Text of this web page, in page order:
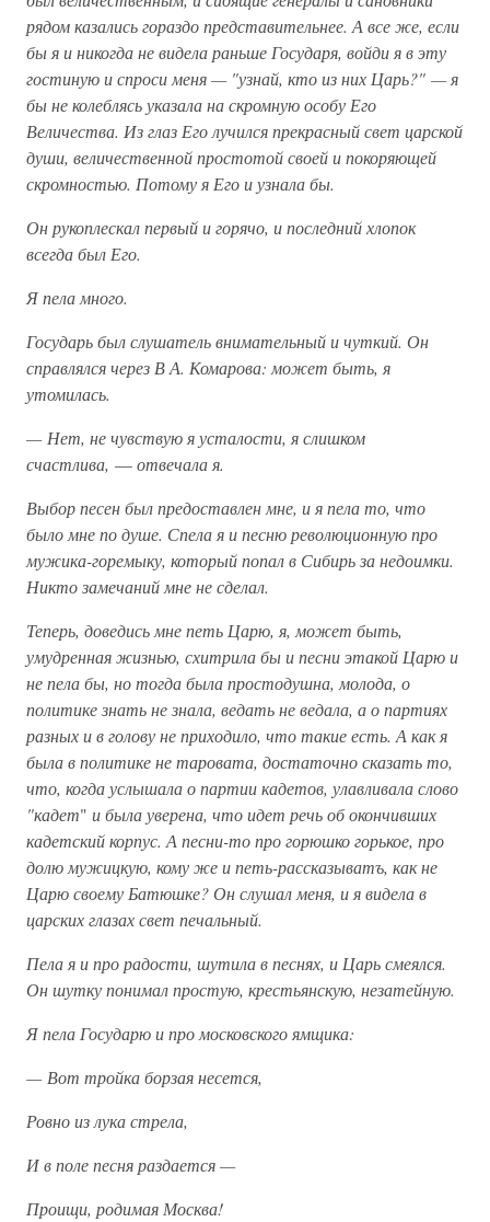
рядом казались гораздо представительнее. А все же, если
бы я и никогда не видела раньше Государя, войди я в эту
гостиную и спроси меня — "узнай, кто из них Царь?" — я
бы не колеблясь указала на скромную особу Его
Величества. Из глаз Его лучился прекрасный свет царской
души, величественной простотой своей и покоряющей
скромностью. Потому я Его и узнала бы.
Он рукоплескал первый и горячо, и последний хлопок
всегда был Его.
Я пела много.
Государь был слушатель внимательный и чуткий. Он
справлялся через В А. Комарова: может быть, я
утомилась.
— Нет, не чувствую я усталости, я слишком
счастлива, —отвечала я.
Выбор песен был предоставлен мне, и я пела то, что
было мне по душе. Спела я и песню революционную про
мужика-горемыку, который попал в Сибирь за недоимки.
Никто замечаний мне не сделал.
Теперь, доведись мне петь Царю, я, может быть,
умудренная жизнью, схитрила бы и песни этакой Царю и
не пела бы, но тогда была простодушна, молода, о
политике знать не знала, ведать не ведала, а о партиях
разных и в голову не приходило, что такие есть. А как я
была в политике не таровата, достаточно сказать то,
что, когда услышала о партии кадетов, улавливала слово
"кадет" и была уверена, что идет речь об окончивших
кадетский корпус. А песни-то про горюшко горькое, про
долю мужицкую, кому же и петь-рассказыватъ, как не
Царю своему Батюшке? Он слушал меня, и я видела в
царских глазах свет печальный.
Пела я и про радости, шутила в песнях, и Царь смеялся.
Он шутку понимал простую, крестьянскую, незатейную.
Я пела Государю и про московского ямщика:
— Вот тройка борзая несется,
Ровно из лука стрела,
И в поле песня раздается —
Проищи, родимая Москва!